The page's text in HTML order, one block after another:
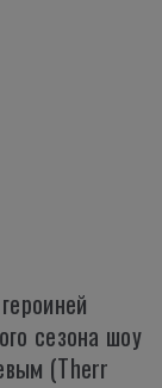
сезона шоу
(Therr